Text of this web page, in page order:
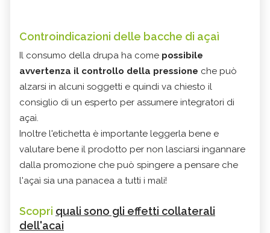
Controindicazioni delle bacche di açaì
Il consumo della drupa ha come possibile
avvertenza il controllo della pressione che può
alzarsi in alcuni soggetti e quindi va chiesto il
consiglio di un esperto per assumere integratori di
açaì.
Inoltre l'etichetta è importante leggerla bene e
valutare bene il prodotto per non lasciarsi ingannare
dalla promozione che può spingere a pensare che
l'açaì sia una panacea a tutti i mali!
Scopri quali sono gli effetti collaterali
dell'acai